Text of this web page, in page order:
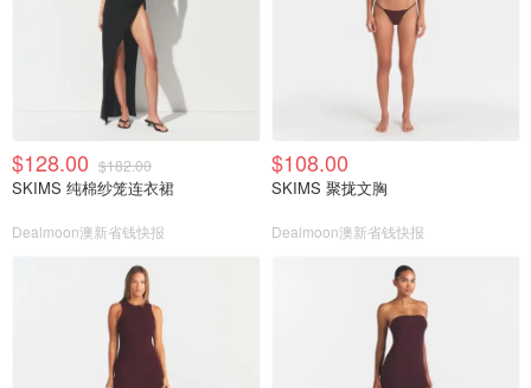
$128.00 $182.00
SKIMS 纯棉纱笼连衣裙
Dealmoon澳新省钱快报
$108.00
SKIMS 聚拢文胸
Dealmoon澳新省钱快报